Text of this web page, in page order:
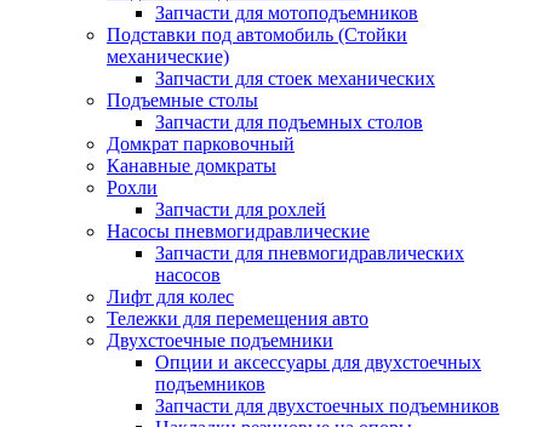
Запчасти для мотоподъемников
Подставки под автомобиль (Стойки
механические)
Запчасти для стоек механических
Подъемные столы
Запчасти для подъемных столов
Домкрат парковочный
Канавные домкраты
Рохли
Запчасти для рохлей
Насосы пневмогидравлические
Запчасти для пневмогидравлических
насосов
Лифт для колес
Тележки для перемещения авто
Двухстоечные подъемники
Опции и аксессуары для двухстоечных
подъемников
Запчасти для двухстоечных подъемников